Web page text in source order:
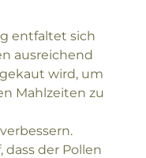
entfaltet sich
ausreichend
wird, um
Mahlzeiten zu
dass der Pollen